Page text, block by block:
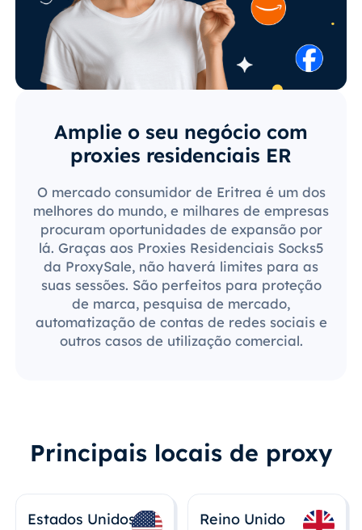
Amplie o seu negócio com
proxies residenciais ER
O mercado consumidor de Eritrea é um dos
melhores do mundo, e milhares de empresas
procuram oportunidades de expansão por
lá. Graças aos Proxies Residenciais Socks5
da ProxySale, não haverá limites para as
suas sessões. São perfeitos para proteção
de marca, pesquisa de mercado,
automatização de contas de redes sociais e
outros casos de utilização comercial.
Principais locais de proxy
Estados Unidos Reino Unido